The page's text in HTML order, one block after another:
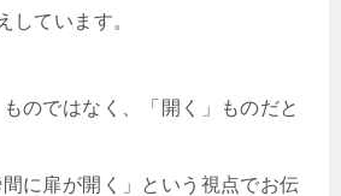
しています。
のではなく、「開く」ものだと
に扉が開く」という視点でお伝